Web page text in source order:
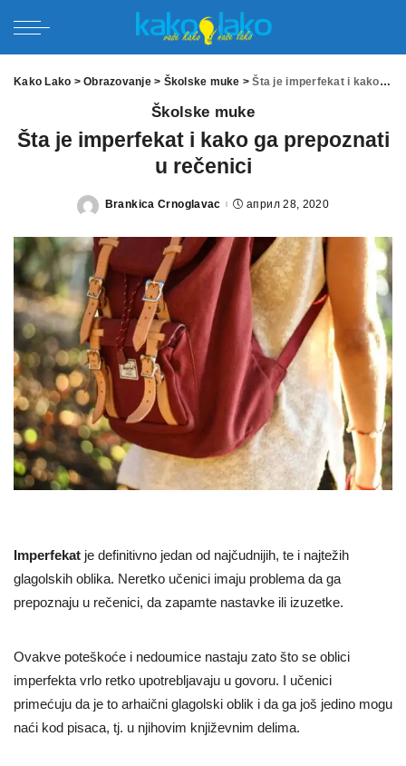
Kako Lako >Obrazovanje> Školske muke >Šta je imperfekat i kako ga prepoznati u rečenici
Školske muke
Šta je imperfekat i kako ga prepoznati
u rečenici
Posted
Brankica Crnoglavac април 28, 2020
Imperfekat je definitivno jedan od najčudnijih, te i najtežih
glagolskih oblika. Neretko učenici imaju problema da ga
prepoznaju u rečenici, da zapamte nastavke ili izuzetke.
Ovakve poteškoće i nedoumice nastaju zato što se oblici
imperfekta vrlo retko upotrebljavaju u govoru. I učenici
primećuju da je to arhaični glagolski oblik i da ga još jedino mogu
naći kod pisaca, tj. u njihovim književnim delima.